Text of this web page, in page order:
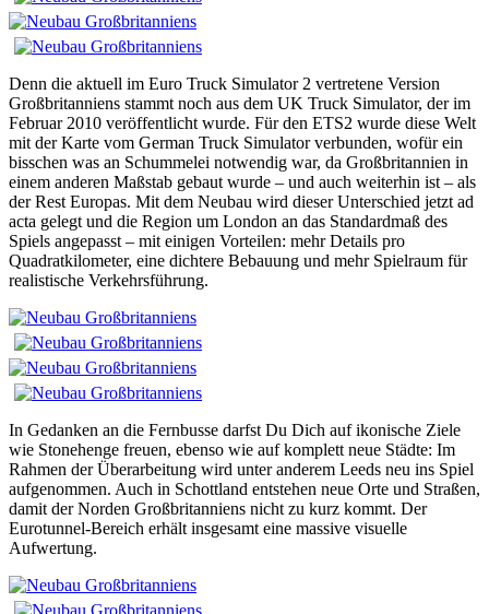
Denn die aktuell im Euro Truck Simulator 2 vertretene Version
Großbritanniens stammt noch aus dem UK Truck Simulator, der im
Februar 2010 veröffentlicht wurde. Für den ETS2 wurde diese Welt
mit der Karte vom German Truck Simulator verbunden, wofür ein
bisschen was an Schummelei notwendig war, da Großbritannien in
einem anderen Maßstab gebaut wurde – und auch weiterhin ist – als
der Rest Europas. Mit dem Neubau wird dieser Unterschied jetzt ad
acta gelegt und die Region um London an das Standardmaß des
Spiels angepasst – mit einigen Vorteilen: mehr Details pro
Quadratkilometer, eine dichtere Bebauung und mehr Spielraum für
realistische Verkehrsführung.
In Gedanken an die Fernbusse darfst Du Dich auf ikonische Ziele
wie Stonehenge freuen, ebenso wie auf komplett neue Städte: Im
Rahmen der Überarbeitung wird unter anderem Leeds neu ins Spiel
aufgenommen. Auch in Schottland entstehen neue Orte und Straßen,
damit der Norden Großbritanniens nicht zu kurz kommt. Der
Eurotunnel-Bereich erhält insgesamt eine massive visuelle
Aufwertung.